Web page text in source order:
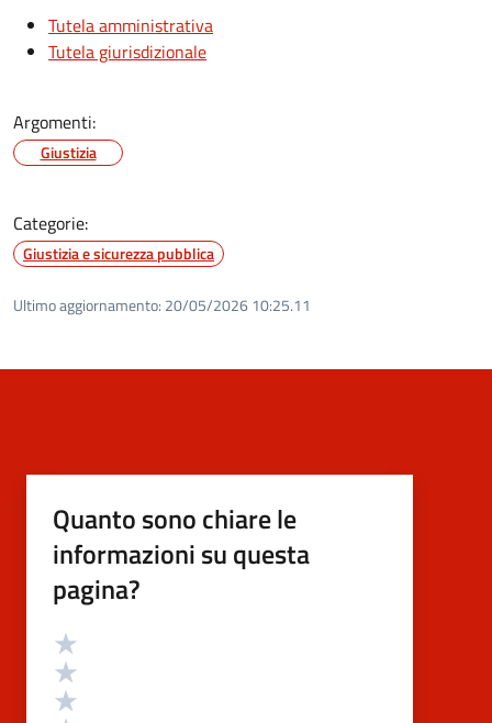
Tutela amministrativa
Tutela giurisdizionale
Argomenti:
Giustizia
Categorie:
Giustizia e sicurezza pubblica
Ultimo aggiornamento: 20/05/2026 10:25.11
Quanto sono chiare le
informazioni su questa
pagina?
Valutazione